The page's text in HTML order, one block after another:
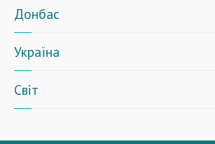
Донбас
Україна
Світ